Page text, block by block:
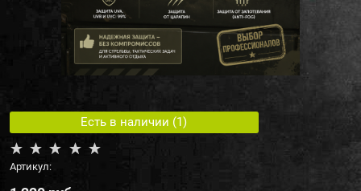
Есть в наличии (1)
Артикул: